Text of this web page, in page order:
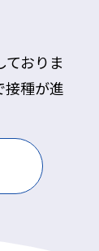
おりま
接種が進